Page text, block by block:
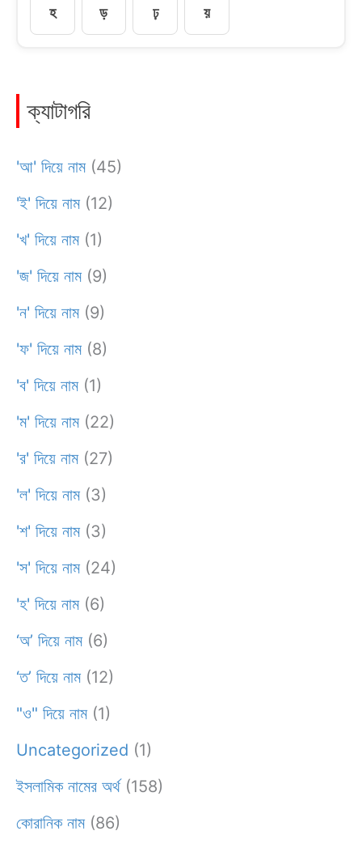
হ ড় ঢ় য়
ক্যাটাগরি
'আ' দিয়ে নাম(45)
'ই' দিয়ে নাম(12)
'খ' দিয়ে নাম(1)
'জ' দিয়ে নাম(9)
'ন' দিয়ে নাম(9)
'ফ' দিয়ে নাম(8)
'ব' দিয়ে নাম(1)
'ম' দিয়ে নাম(22)
'র' দিয়ে নাম(27)
'ল' দিয়ে নাম(3)
'শ' দিয়ে নাম(3)
'স' দিয়ে নাম(24)
'হ' দিয়ে নাম(6)
‘অ’ দিয়ে নাম(6)
‘ত’ দিয়ে নাম(12)
"ও" দিয়ে নাম(1)
Uncategorized (1)
ইসলামিক নামের অর্থ(158)
কোরানিক নাম(86)